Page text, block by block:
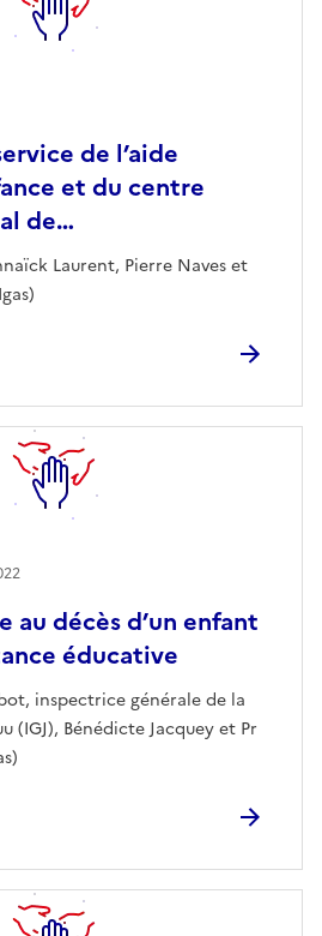
de l’aide
et du centre
de…
Laurent, Pierre Naves et
au décès d’un enfant
éducative
inspectrice générale de la
(IGJ), Bénédicte Jacquey et Pr